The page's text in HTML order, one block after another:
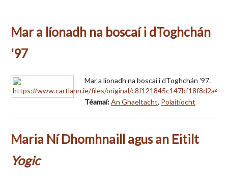
Mar a líonadh na boscaí i dToghchán
'97
Mar a líonadh na boscaí i dToghchán '97.
Téamaí:An Ghaeltacht, Polaitíocht
Maria Ní Dhomhnaill agus an Eitilt
Yogic